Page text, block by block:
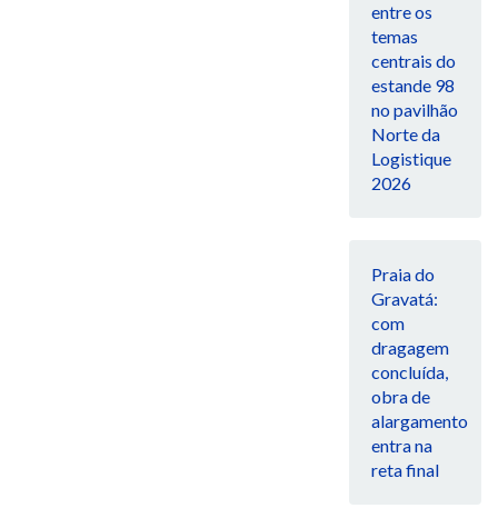
entre os
temas
centrais do
estande 98
no pavilhão
Norte da
Logistique
2026
Praia do
Gravatá:
com
dragagem
concluída,
obra de
alargamento
entra na
reta final